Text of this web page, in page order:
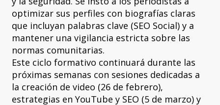
optimizar sus perfiles con biografías claras
que incluyan palabras clave (SEO Social) y a
mantener una vigilancia estricta sobre las
normas comunitarias.
Este ciclo formativo continuará durante las
próximas semanas con sesiones dedicadas a
la creación de video (26 de febrero),
estrategias en YouTube y SEO (5 de marzo) y